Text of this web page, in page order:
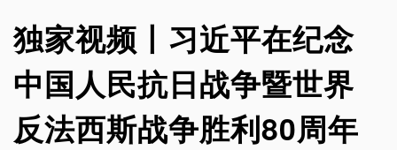
独家视频丨习近平在纪念
中国人民抗日战争暨世界
反法西斯战争胜利80周年